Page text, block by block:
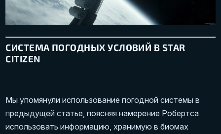
СИСТЕМА ПОГОДНЫХ УСЛОВИЙ В STAR
CITIZEN
Мы упомянули использование погодной системы в
предыдущей статье, поясняя намерение Робертса
использовать информацию, хранимую в биомах